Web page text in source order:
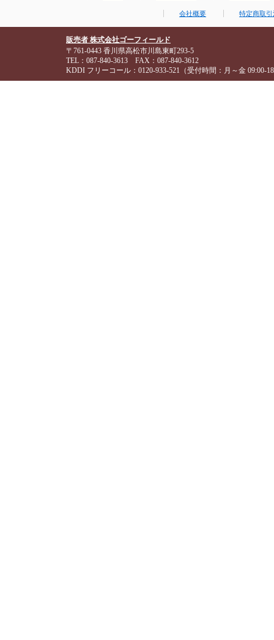
会社概要 特定商取
販売者 株式会社ゴーフィールド
〒761-0443 香川県高松市川島東町293-5
TEL：087-840-3613 FAX：087-840-3612
KDDI フリーコール：0120-933-521（受付時間：月～金 09:00-